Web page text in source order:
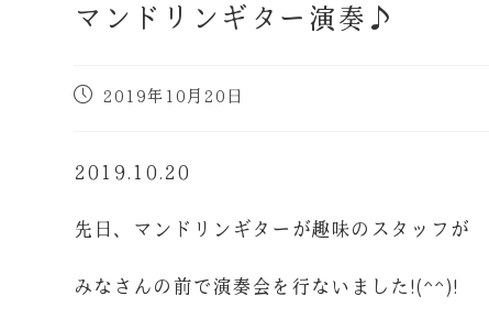
マンドリンギター演奏♪
2019年10月20日
2019.10.20
先日、マンドリンギターが趣味のスタッフが
みなさんの前で演奏会を行ないました!(^^)!